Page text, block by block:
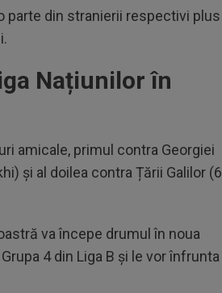
parte din stranierii respectivi plus
Națiunilor în
amicale, primul contra Georgiei
și al doilea contra Țării Galilor (6
va începe drumul în noua
4 din Liga B și le vor înfrunta